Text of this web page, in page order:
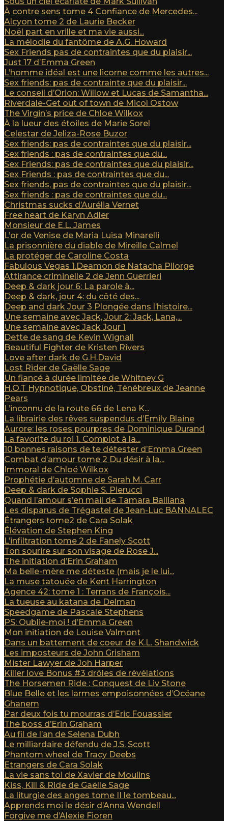
À contre sens tome 4 Confiance de Mercedes...
Alcyon tome 2 de Laurie Becker
Noël part en vrille et ma vie aussi...
La mélodie du fantôme de A.G. Howard
Sex Friends pas de contraintes que du plaisir...
Just 17 d’Emma Green
L’homme idéal est une licorne comme les autres...
Sex friends: pas de contrainte que du plaisir...
Le conseil d’Orion: Willow et Lucas de Samantha...
Riverdale-Get out of town de Micol Ostow
The Virgin’s price de Chloe Wilkox
À la lueur des étoiles de Marie Sorel
Celestar de Jeliza-Rose Buzor
Sex friends: pas de contraintes que du plaisir...
Sex friends : pas de contraintes que du...
Sex Friends: pas de contraintes que du plaisir...
Sex Friends : pas de contraintes que du...
Sex friends, pas de contraintes que du plaisir...
Sex friends : pas de contraintes que du...
Christmas sucks d’Aurélia Vernet
Free heart de Karyn Adler
Monsieur de E.L. James
L’or de Venise de Maria Luisa Minarelli
La prisonnière du diable de Mireille Calmel
La protéger de Caroline Costa
Fabulous Vegas 1.Deamon de Natacha Pilorge
Attirance criminelle 2 de Jenn Guerrieri
Deep & dark jour 6: La parole à...
Deep & dark, jour 4: du côté des...
Deep and dark Jour 3 Plongée dans l’histoire...
Une semaine avec Jack, Jour 2: Jack, Lana,...
Une semaine avec Jack Jour 1
Dette de sang de Kevin Wignall
Beautiful Fighter de Kristen Rivers
Love after dark de G.H.David
Lost Rider de Gaëlle Sage
Un fiancé à durée limitée de Whitney G
H.O.T Hypnotique, Obstiné, Ténébreux de Jeanne
Pears
L’inconnu de la route 66 de Lena K...
La librairie des rêves suspendus d’Emily Blaine
Aurore: les roses pourpres de Dominique Durand
La favorite du roi 1. Complot à la...
10 bonnes raisons de te détester d’Emma Green
Combat d’amour tome 2 Du désir à la...
Immoral de Chloé Wilkox
Prophétie d’automne de Sarah M. Carr
Deep & dark de Sophie S. Pierucci
Quand l’amour s’en mail de Tamara Balliana
Les disparus de Trégastel de Jean-Luc BANNALEC
Étrangers tome2 de Cara Solak
Élévation de Stephen King
L’infiltration tome 2 de Fanely Scott
Ton sourire sur son visage de Rose J...
The initiation d’Erin Graham
Ma belle-mère me déteste (mais je le lui...
La muse tatouée de Kent Harrington
Agence 42: tome 1 : Terrans de François...
La tueuse au katana de Delman
Speedgame de Pascale Stephens
PS: Oublie-moi ! d’Emma Green
Mon initiation de Louise Valmont
Dans un battement de coeur de K.L. Shandwick
Les imposteurs de John Grisham
Mister Lawyer de Joh Harper
Killer love Bonus #3 drôles de révélations
The Horsemen Ride : Conquest de Liv Stone
Blue Belle et les larmes empoisonnées d’Océane
Ghanem
Par deux fois tu mourras d’Eric Fouassier
The boss d’Erin Graham
Au fil de l’an de Selena Dubh
Le milliardaire défendu de J.S. Scott
Phantom wheel de Tracy Deebs
Etrangers de Cara Solak
La vie sans toi de Xavier de Moulins
Kiss, Kill & Ride de Gaëlle Sage
La liturgie des anges tome II le tombeau...
Apprends moi le désir d’Anna Wendell
Forgive me d’Alexie Fioren